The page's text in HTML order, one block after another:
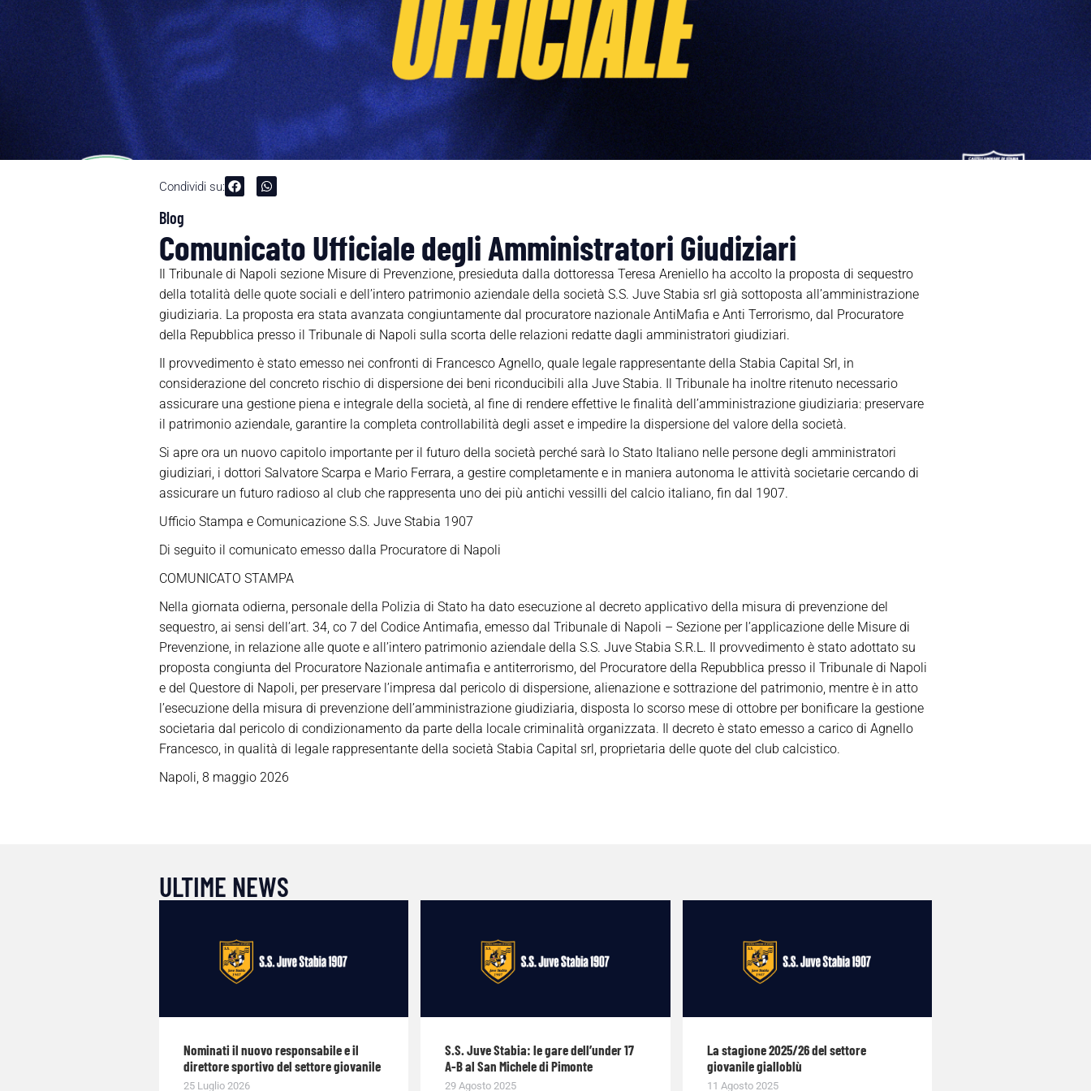
Condividi su:
Blog
Comunicato Ufficiale degli Amministratori Giudiziari
Il Tribunale di Napoli sezione Misure di Prevenzione, presieduta dalla dottoressa Teresa Areniello ha accolto la proposta di sequestro
della totalità delle quote sociali e dell’intero patrimonio aziendale della società S.S. Juve Stabia srl già sottoposta all’amministrazione
giudiziaria. La proposta era stata avanzata congiuntamente dal procuratore nazionale AntiMafia e Anti Terrorismo, dal Procuratore
della Repubblica presso il Tribunale di Napoli sulla scorta delle relazioni redatte dagli amministratori giudiziari.
Il provvedimento è stato emesso nei confronti di Francesco Agnello, quale legale rappresentante della Stabia Capital Srl, in
considerazione del concreto rischio di dispersione dei beni riconducibili alla Juve Stabia. Il Tribunale ha inoltre ritenuto necessario
assicurare una gestione piena e integrale della società, al fine di rendere effettive le finalità dell’amministrazione giudiziaria: preservare
il patrimonio aziendale, garantire la completa controllabilità degli asset e impedire la dispersione del valore della società.
Si apre ora un nuovo capitolo importante per il futuro della società perché sarà lo Stato Italiano nelle persone degli amministratori
giudiziari, i dottori Salvatore Scarpa e Mario Ferrara, a gestire completamente e in maniera autonoma le attività societarie cercando di
assicurare un futuro radioso al club che rappresenta uno dei più antichi vessilli del calcio italiano, fin dal 1907.
Ufficio Stampa e Comunicazione S.S. Juve Stabia 1907
Di seguito il comunicato emesso dalla Procuratore di Napoli
COMUNICATO STAMPA
Nella giornata odierna, personale della Polizia di Stato ha dato esecuzione al decreto applicativo della misura di prevenzione del
sequestro, ai sensi dell’art. 34, co 7 del Codice Antimafia, emesso dal Tribunale di Napoli – Sezione per l’applicazione delle Misure di
Prevenzione, in relazione alle quote e all’intero patrimonio aziendale della S.S. Juve Stabia S.R.L. Il provvedimento è stato adottato su
proposta congiunta del Procuratore Nazionale antimafia e antiterrorismo, del Procuratore della Repubblica presso il Tribunale di Napoli
e del Questore di Napoli, per preservare l’impresa dal pericolo di dispersione, alienazione e sottrazione del patrimonio, mentre è in atto
l’esecuzione della misura di prevenzione dell’amministrazione giudiziaria, disposta lo scorso mese di ottobre per bonificare la gestione
societaria dal pericolo di condizionamento da parte della locale criminalità organizzata. Il decreto è stato emesso a carico di Agnello
Francesco, in qualità di legale rappresentante della società Stabia Capital srl, proprietaria delle quote del club calcistico.
Napoli, 8 maggio 2026
ULTIME NEWS
Nominati il nuovo responsabile e il
direttore sportivo del settore giovanile
25 Luglio 2026
S.S. Juve Stabia: le gare dell’under 17
A-B al San Michele di Pimonte
29 Agosto 2025
La stagione 2025/26 del settore
giovanile gialloblù
11 Agosto 2025